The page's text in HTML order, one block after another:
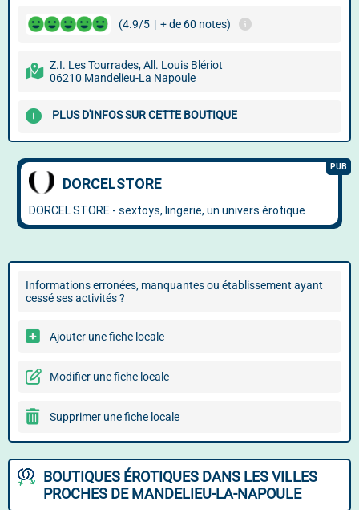
(4.9/5 | + de 60 notes)
Z.I. Les Tourrades, All. Louis Blériot
06210 Mandelieu-La Napoule
PLUS D'INFOS SUR CETTE BOUTIQUE
Informations erronées, manquantes ou établissement ayant
cessé ses activités ?
Ajouter une fiche locale
Modifier une fiche locale
Supprimer une fiche locale
BOUTIQUES ÉROTIQUES DANS LES VILLES
PROCHES DE MANDELIEU-LA-NAPOULE